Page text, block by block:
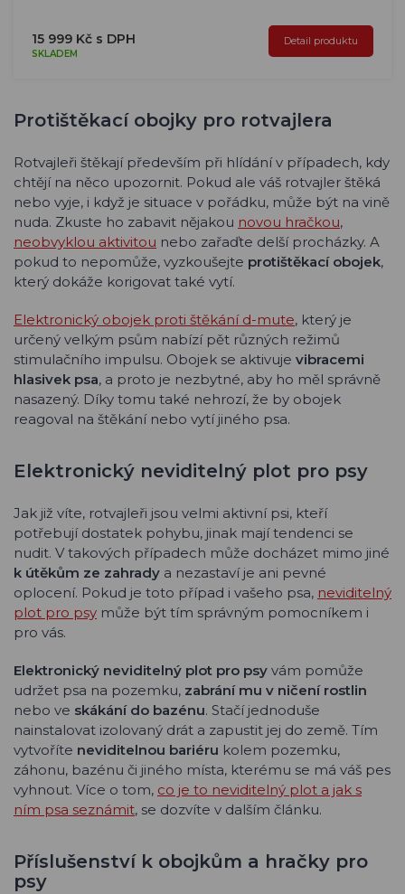
15 999 Kč s DPH
SKLADEM
Detail produktu
Protištěkací obojky pro rotvajlera
Rotvajleři štěkají především při hlídání v případech, kdy
chtějí na něco upozornit. Pokud ale váš rotvajler štěká
nebo vyje, i když je situace v pořádku, může být na vině
nuda. Zkuste ho zabavit nějakou novou hračkou,
neobvyklou aktivitou nebo zařaďte delší procházky. A
pokud to nepomůže, vyzkoušejte protištěkací obojek,
který dokáže korigovat také vytí.
Elektronický obojek proti štěkání d-mute, který je
určený velkým psům nabízí pět různých režimů
stimulačního impulsu. Obojek se aktivuje vibracemi
hlasivek psa, a proto je nezbytné, aby ho měl správně
nasazený. Díky tomu také nehrozí, že by obojek
reagoval na štěkání nebo vytí jiného psa.
Elektronický neviditelný plot pro psy
Jak již víte, rotvajleři jsou velmi aktivní psi, kteří
potřebují dostatek pohybu, jinak mají tendenci se
nudit. V takových případech může docházet mimo jiné
k útěkům ze zahrady a nezastaví je ani pevné
oplocení. Pokud je toto případ i vašeho psa, neviditelný
plot pro psy může být tím správným pomocníkem i
pro vás.
Elektronický neviditelný plot pro psy vám pomůže
udržet psa na pozemku, zabrání mu v ničení rostlin
nebo ve skákání do bazénu. Stačí jednoduše
nainstalovat izolovaný drát a zapustit jej do země. Tím
vytvoříte neviditelnou bariéru kolem pozemku,
záhonu, bazénu či jiného místa, kterému se má váš pes
vyhnout. Více o tom, co je to neviditelný plot a jak s
ním psa seznámit, se dozvíte v dalším článku.
Příslušenství k obojkům a hračky pro
psy